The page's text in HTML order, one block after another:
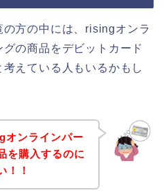
方の中には、risingオンラ
の商品をデビットカード
えている人もいるかもし
オンラインパー
を購入するのに
！！